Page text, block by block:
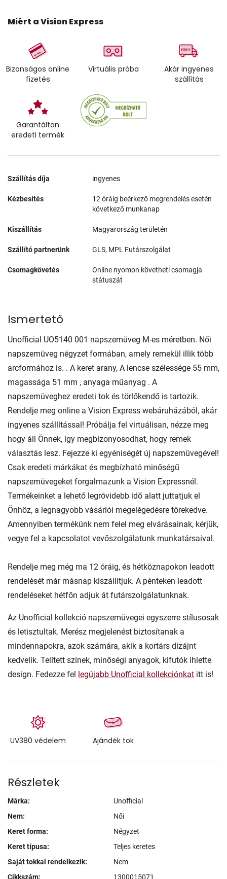
Miért a Vision Express
Bizonságos online
fizetés
Virtuális próba
Akár ingyenes
szállítás
Garantáltan
eredeti termék
Szállítás díja ingyenes
Kézbesítés
12 óráig beérkező megrendelés esetén
következő munkanap
Kiszállítás Magyarország területén
Szállító partnerünk GLS, MPL Futárszolgálat
Csomagkövetés
Online nyomon követheti csomagja
státuszát
Ismertető
Unofficial UO5140 001 napszemüveg M-es méretben. Női
napszemüveg négyzet formában, amely remekül illik több
arcformához is. . A keret arany, A lencse szélessége 55 mm,
magassága 51 mm , anyaga műanyag . A
napszemüveghez eredeti tok és törlőkendő is tartozik.
Rendelje meg online a Vision Express webáruházából, akár
ingyenes szállítással! Próbálja fel virtuálisan, nézze meg
hogy áll Önnek, így megbizonyosodhat, hogy remek
választás lesz. Fejezze ki egyéniségét új napszemüvegével!
Csak eredeti márkákat és megbízható minőségű
napszemüvegeket forgalmazunk a Vision Expressnél.
Termékeinket a lehető legrövidebb idő alatt juttatjuk el
Önhöz, a legnagyobb vásárlói megelégedésre törekedve.
Amennyiben termékünk nem felel meg elvárásainak, kérjük,
vegye fel a kapcsolatot vevőszolgálatunk munkatársaival.
Rendelje meg még ma 12 óráig, és hétköznapokon leadott
rendelését már másnap kiszállítjuk. A pénteken leadott
rendeléseket hétfőn adjuk át futárszolgálatunknak.
Az Unofficial kollekció napszemüvegei egyszerre stílusosak
és letisztultak. Merész megjelenést biztosítanak a
mindennapokra, azok számára, akik a kortárs dizájnt
kedvelik. Telített színek, minőségi anyagok, kifutók ihlette
design. Fedezze fel legújabb Unofficial kollekciónkat itt is!
UV380 védelem Ajándék tok
Részletek
Márka:
Unofficial
Nem:
Női
Keret forma:
Négyzet
Keret típusa:
Teljes keretes
Saját tokkal rendelkezik:
Nem
Cikkszám:
1300015071